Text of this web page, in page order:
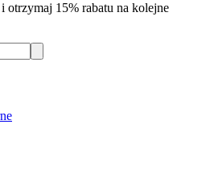
otrzymaj 15% rabatu na kolejne